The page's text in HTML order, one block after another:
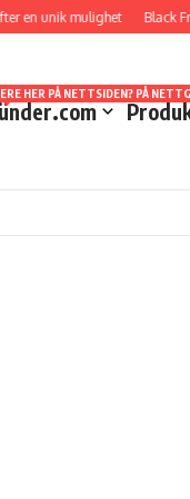
en unik mulighet Black
LÆRT MYE I LØPET
JEG VELGER Å
HER PÅ NETTSIDEN? PÅ